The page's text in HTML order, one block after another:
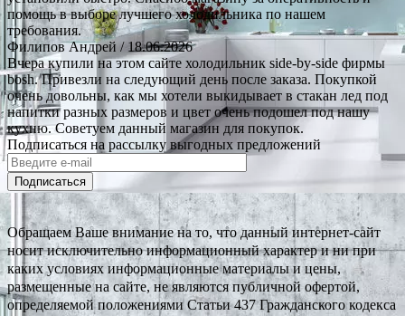
помощь в выборе лучшего холодильника по нашем
требования.
Филипов Андрей / 18.06.2026
Вчера купили на этом сайте холодильник side-by-side фирмы
bosh. Привезли на следующий день после заказа. Покупкой
очень довольны, как мы хотели выкидывает в стакан лед под
напитки разных размеров и цвет очень подошел под нашу
кухню. Советуем данный магазин для покупок.
Подписаться на рассылку выгодных предложений
Подписаться
Обращаем Ваше внимание на то, что данный интернет-сайт
носит исключительно информационный характер и ни при
каких условиях информационные материалы и цены,
размещенные на сайте, не являются публичной офертой,
определяемой положениями Статьи 437 Гражданского кодекса